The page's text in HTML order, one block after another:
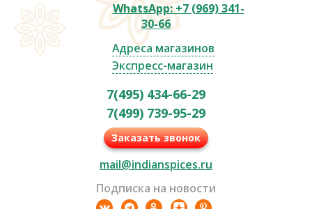
WhatsApp: +7 (969) 341-
30-66
Адреса магазинов
Экспресс-магазин
7(495) 434-66-29
7(499) 739-95-29
Заказать звонок
mail@indianspices.ru
Подписка на новости